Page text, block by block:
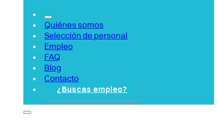
Quiénes somos
Selección de personal
Empleo
FAQ
Blog
Contacto
¿Buscas empleo?